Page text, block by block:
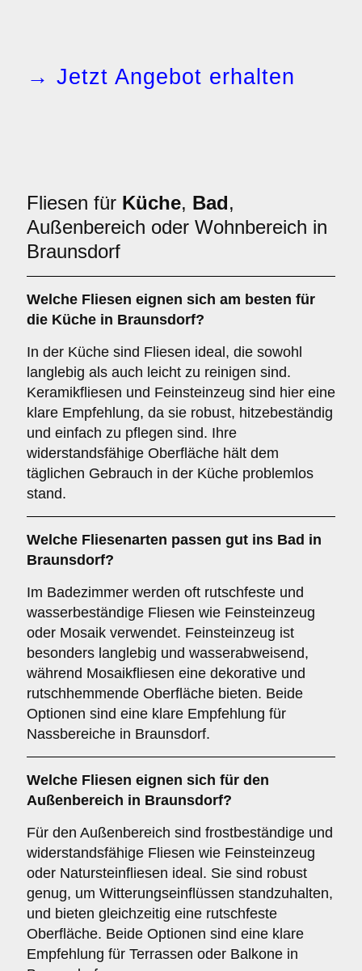
→ Jetzt Angebot erhalten
Fliesen für Küche, Bad,
Außenbereich oder Wohnbereich in
Braunsdorf
Welche Fliesen eignen sich am besten für
die Küche in Braunsdorf?
In der Küche sind Fliesen ideal, die sowohl
langlebig als auch leicht zu reinigen sind.
Keramikfliesen und Feinsteinzeug sind hier eine
klare Empfehlung, da sie robust, hitzebeständig
und einfach zu pflegen sind. Ihre
widerstandsfähige Oberfläche hält dem
täglichen Gebrauch in der Küche problemlos
stand.
Welche Fliesenarten passen gut ins Bad in
Braunsdorf?
Im Badezimmer werden oft rutschfeste und
wasserbeständige Fliesen wie Feinsteinzeug
oder Mosaik verwendet. Feinsteinzeug ist
besonders langlebig und wasserabweisend,
während Mosaikfliesen eine dekorative und
rutschhemmende Oberfläche bieten. Beide
Optionen sind eine klare Empfehlung für
Nassbereiche in Braunsdorf.
Welche Fliesen eignen sich für den
Außenbereich in Braunsdorf?
Für den Außenbereich sind frostbeständige und
widerstandsfähige Fliesen wie Feinsteinzeug
oder Natursteinfliesen ideal. Sie sind robust
genug, um Witterungseinflüssen standzuhalten,
und bieten gleichzeitig eine rutschfeste
Oberfläche. Beide Optionen sind eine klare
Empfehlung für Terrassen oder Balkone in